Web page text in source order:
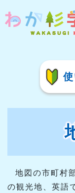
地図の市町村
の観光地、英語